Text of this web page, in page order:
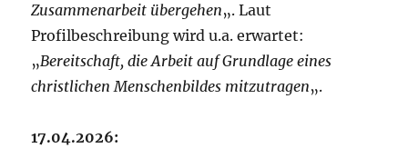
Zusammenarbeit übergehen„. Laut
Profilbeschreibung wird u.a. erwartet:
„Bereitschaft, die Arbeit auf Grundlage eines
christlichen Menschenbildes mitzutragen„.
17.04.2026: